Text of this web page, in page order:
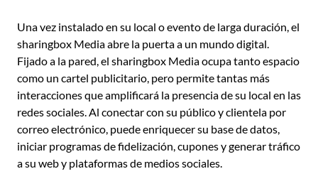
Una vez instalado en su local o evento de larga duración, el
sharingbox Media abre la puerta a un mundo digital.
Fijado a la pared, el sharingbox Media ocupa tanto espacio
como un cartel publicitario, pero permite tantas más
interacciones que amplificará la presencia de su local en las
redes sociales. Al conectar con su público y clientela por
correo electrónico, puede enriquecer su base de datos,
iniciar programas de fidelización, cupones y generar tráfico
a su web y plataformas de medios sociales.